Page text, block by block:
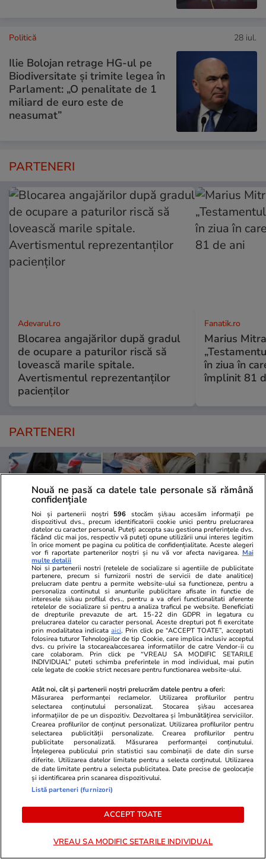
Politică 28 iul.
Ilie Bolojan retrage HG-ul pe
Biodiversitate și trimite legea în
Parlament: „O penalitate de 1
miliard de euro este de
neasumat”
PARTENERI
Adevarul.ro
Blocarea angajărilor după gradul
de ocupare a paturilor riscă să
lovească marile spitale.
Avertismentul reprezentanților
pacienților
Fanatik.ro
Marius
în ziua în
împlinit 81
PARTENERI
Elle.ro
Este vestea momentului în
showbiz! La 53 de ani, celebra
actriță a anunțat oficial nașterea
celui de-al treilea copil al său:
"Bun venit în lume, fiule"
Unica.ro
Mirabela
flancată de
aflat
de Apel
MONDEN
Stiri Mondene 28 iul.
Cine este iubita lui Rareș Cojoc,
după divorțul de Andreea
Popescu. Cu ce se ocupă
Claudia Dumitru
Nouă ne pasă ca datele tale personale să rămână
confidențiale
Noi și partenerii noștri 596 stocăm și/sau accesăm informații pe
dispozitivul dvs., precum identificatorii cookie unici pentru prelucrarea
datelor cu caracter personal. Puteți accepta sau gestiona preferințele dvs.
făcând clic mai jos, respectiv vă puteți opune utilizării unui interes legitim
în orice moment pe pagina cu politica de confidențialitate. Aceste alegeri
vor fi raportate partenerilor noștri și nu vă vor afecta navigarea. Mai
multe detalii
Noi si partenerii nostri (retelele de socializare si agentiile de publicitate
partenere, precum si furnizorii nostri de servicii de date analitice)
prelucram date pentru a permite website-ului sa functioneze, pentru a
personaliza continutul si anunturile publicitare afisate in functie de
interesele si/sau profilul dvs., pentru a va oferi functionalitati aferente
retelelor de socializare si pentru a analiza traficul pe website. Beneficiati
de drepturile prevazute de art. 15-22 din GDPR in legatura cu
prelucrarea datelor cu caracter personal. Aceste drepturi pot fi exercitate
prin modalitatea indicataaici. Prin click pe “ACCEPT TOATE”, acceptati
folosirea tuturor Tehnologiilor de tip Cookie, care implica inclusiv acceptul
dvs. cu privire la stocarea/accesarea informatiilor de catre Vendor-ii cu
care colaboram. Prin click pe “VREAU SA MODIFIC SETARILE
INDIVIDUAL” puteti schimba preferintele in mod individual, mai putin
cele legate de cookie strict necesare pentru functionarea website-ului.
Atât noi, cât și partenerii noștri prelucrăm datele pentru a oferi:
Măsurarea performanței reclamelor. Utilizarea profilurilor pentru
selectarea conținutului personalizat. Stocarea și/sau accesarea
informațiilor de pe un dispozitiv. Dezvoltarea și îmbunătățirea serviciilor.
Crearea profilurilor de conținut personalizat. Utilizarea profilurilor pentru
selectarea publicității personalizate. Crearea profilurilor pentru
publicitate personalizată. Măsurarea performanței conținutului.
Înțelegerea publicului prin statistici sau combinații de date din surse
diferite. Utilizarea datelor limitate pentru a selecta conținutul. Utilizarea
de date limitate pentru a selecta publicitatea. Date precise de geolocație
și identificarea prin scanarea dispozitivului.
Listă parteneri (furnizori)
ACCEPT TOATE
VREAU SA MODIFIC SETARILE INDIVIDUAL